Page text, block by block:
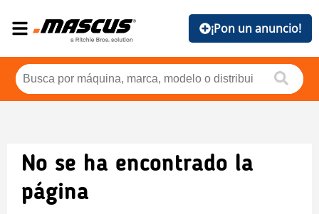
¡Pon un anuncio!
No se ha encontrado la
página